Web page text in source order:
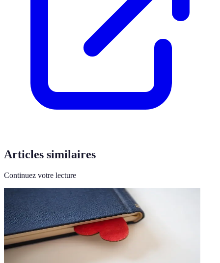
Articles similaires
Continuez votre lecture